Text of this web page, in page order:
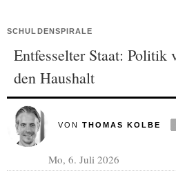
SCHULDENSPIRALE
Entfesselter Staat:
den Haushalt
VON THOMAS KOLBE
Mo, 6. Juli 2026